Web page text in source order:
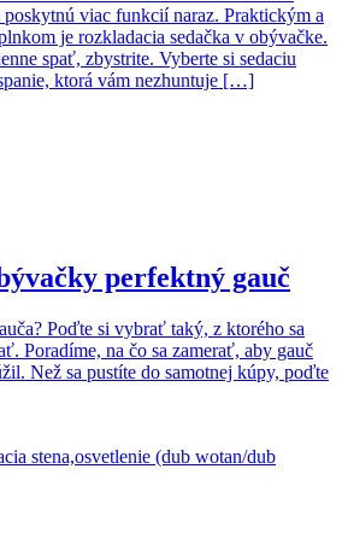
viac funkcií naraz. Praktickým a
je rozkladacia sedačka v obývačke.
spať, zbystrite. Vyberte si sedaciu
ktorá vám nezhuntuje […]
perfektný gauč
Poďte si vybrať taký, z ktorého sa
Poradíme, na čo sa zamerať, aby gauč
Než sa pustíte do samotnej kúpy, poďte